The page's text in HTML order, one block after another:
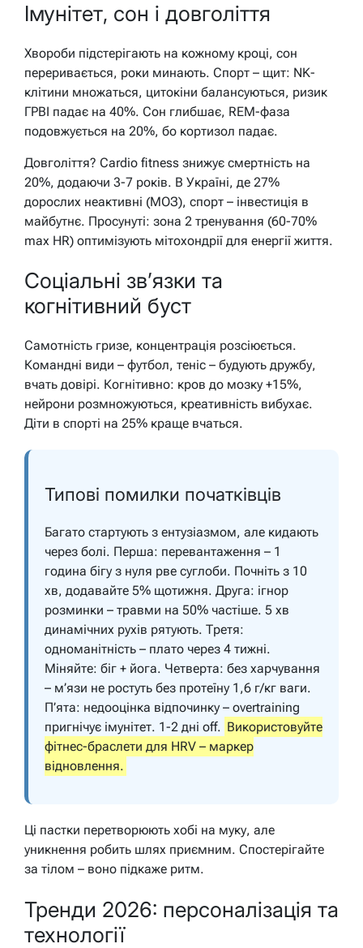
Імунітет, сон і довголіття
Хвороби підстерігають на кожному кроці, сон
переривається, роки минають. Спорт – щит: NK-
клітини множаться, цитокіни балансуються, ризик
ГРВІ падає на 40%. Сон глибшає, REM-фаза
подовжується на 20%, бо кортизол падає.
Довголіття? Cardio fitness знижує смертність на
20%, додаючи 3-7 років. В Україні, де 27%
дорослих неактивні (МОЗ), спорт – інвестиція в
майбутнє. Просунуті: зона 2 тренування (60-70%
max HR) оптимізують мітохондрії для енергії життя.
Соціальні зв’язки та
когнітивний буст
Самотність гризе, концентрація розсіюється.
Командні види – футбол, теніс – будують дружбу,
вчать довірі. Когнітивно: кров до мозку +15%,
нейрони розмножуються, креативність вибухає.
Діти в спорті на 25% краще вчаться.
Типові помилки початківців
Багато стартують з ентузіазмом, але кидають
через болі. Перша: перевантаження – 1
година бігу з нуля рве суглоби. Почніть з 10
хв, додавайте 5% щотижня. Друга: ігнор
розминки – травми на 50% частіше. 5 хв
динамічних рухів рятують. Третя:
одноманітність – плато через 4 тижні.
Міняйте: біг + йога. Четверта: без харчування
– м’язи не ростуть без протеїну 1,6 г/кг ваги.
П’ята: недооцінка відпочинку – overtraining
пригнічує імунітет. 1-2 дні off. Використовуйте
фітнес-браслети для HRV – маркер
відновлення.
Ці пастки перетворюють хобі на муку, але
уникнення робить шлях приємним. Спостерігайте
за тілом – воно підкаже ритм.
Тренди 2026: персоналізація та
технології